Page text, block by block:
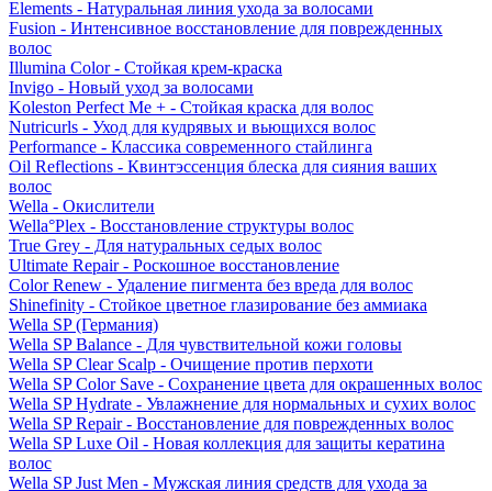
Elements - Натуральная линия ухода за волосами
Fusion - Интенсивное восстановление для поврежденных
волос
Illumina Color - Стойкая крем-краска
Invigo - Новый уход за волосами
Koleston Perfect Me + - Стойкая краска для волос
Nutricurls - Уход для кудрявых и вьющихся волос
Performance - Классика современного стайлинга
Oil Reflections - Квинтэссенция блеска для сияния ваших
волос
Wella - Окислители
Wella°Plex - Восстановление структуры волос
True Grey - Для натуральных седых волос
Ultimate Repair - Роскошное восстановление
Color Renew - Удаление пигмента без вреда для волос
Shinefinity - Стойкое цветное глазирование без аммиака
Wella SP (Германия)
Wella SP Balance - Для чувствительной кожи головы
Wella SP Clear Scalp - Очищение против перхоти
Wella SP Color Save - Сохранение цвета для окрашенных волос
Wella SP Hydrate - Увлажнение для нормальных и сухих волос
Wella SP Repair - Восстановление для поврежденных волос
Wella SP Luxe Oil - Новая коллекция для защиты кератина
волос
Wella SP Just Men - Мужская линия средств для ухода за